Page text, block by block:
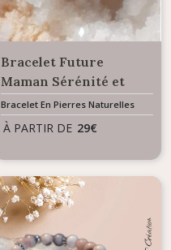
Bracelet Future
Maman Sérénité et
Confiance en soi -
Mélange pierres
Bracelet En Pierres Naturelles
À PARTIR DE 29€